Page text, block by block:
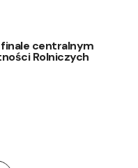
finale centralnym
Rolniczych